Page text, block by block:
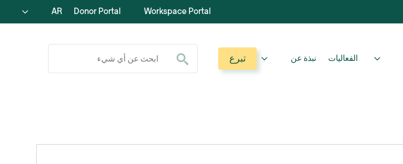
Workspace Portal
Donor Portal
AR
الفعاليات نبذة عن تبرع
ابحث عن: